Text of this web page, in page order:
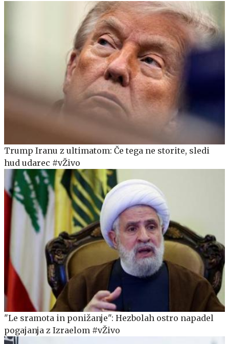
Trump Iranu z ultimatom: Če tega ne storite, sledi
hud udarec #vŽivo
"Le sramota in ponižanje": Hezbolah ostro napadel
pogajanja z Izraelom #vŽivo